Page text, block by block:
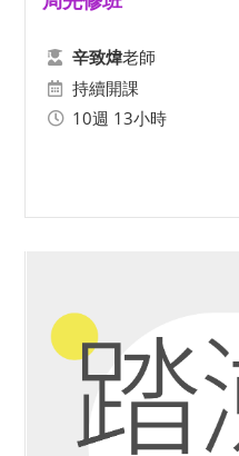
辛致煒老師
持續開課
10週 13小時